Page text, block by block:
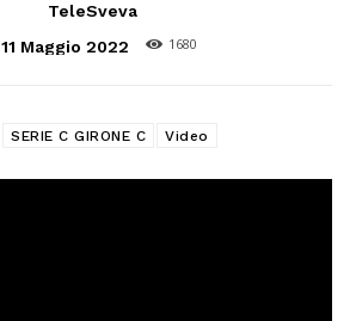
TeleSveva
11 Maggio 2022
1680
SERIE C GIRONE C Video